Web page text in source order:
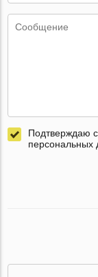
Подтверждаю
персональных